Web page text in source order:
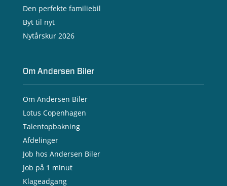
Den perfekte familiebil
Byt til nyt
Nytårskur 2026
Om Andersen Biler
Om Andersen Biler
Lotus Copenhagen
Talentopbakning
Afdelinger
Job hos Andersen Biler
Job på 1 minut
Klageadgang